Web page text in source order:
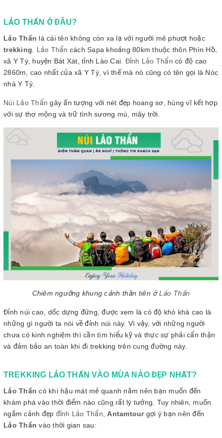
LẢO THẨN Ở ĐÂU?
Lảo Thẩn là cái tên không còn xa lạ với người mê phượt hoặc
trekking
Lảo Thẩn cách Sapa khoảng 80km thuộc thôn Phìn Hồ,
xã Y Tý, huyện Bát Xát, tỉnh Lào Cai. Đỉnh Lảo Thẩn có độ cao
2860m, cao nhất của xã Y Tý, vì thế mà nó cũng có tên gọi là Nóc
nhà Y Tý.
Núi Lảo Thẩn gây ấn tượng với nét đẹp hoang sơ, hùng vĩ kết hợp
với sự thơ mộng và trữ tình sương mù, mây trời.
Chiêm ngưỡng khung cảnh thần tiên ởLảo Thẩn
Đỉnh núi cao, dốc dựng đứng, được xem là có độ khó khá cao là
những gì người ta nói về đỉnh núi này. Vì vậy, với những người
chưa có kinh nghiệm thì cần tìm hiểu kỹ và thực sự phải cẩn thận
và đảm bảo an toàn khi đi trekking trên cung đường này.
TREKKING LẢO THẨN VÀO MÙA NÀO ĐẸP NHẤT?
Lảo Thẩn có khí hậu mát mẻ quanh năm nên bạn muốn đến
khám phá vào thời điểm nào cũng rất lý tưởng. Tuy nhiên, muốn
ngắm cảnh đẹp đỉnh Lảo Thẩn,Antamtourgợi ý bạn nên đến
Lảo Thẩn vào thời gian sau: